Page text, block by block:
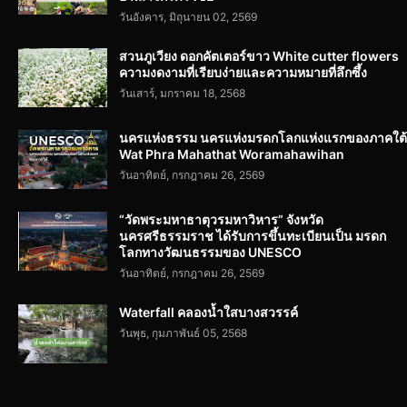
วันอังคาร, มิถุนายน 02, 2569
สวนภูเวียง ดอกคัตเตอร์ขาว White cutter flowers
ความงดงามที่เรียบง่ายและความหมายที่ลึกซึ้ง
วันเสาร์, มกราคม 18, 2568
นครแห่งธรรม นครแห่งมรดกโลกแห่งแรกของภาคใต้
Wat Phra Mahathat Woramahawihan
วันอาทิตย์, กรกฎาคม 26, 2569
“วัดพระมหาธาตุวรมหาวิหาร” จังหวัด
นครศรีธรรมราช ได้รับการขึ้นทะเบียนเป็น มรดก
โลกทางวัฒนธรรมของ UNESCO
วันอาทิตย์, กรกฎาคม 26, 2569
Waterfall คลองน้ำใสบางสวรรค์
วันพุธ, กุมภาพันธ์ 05, 2568